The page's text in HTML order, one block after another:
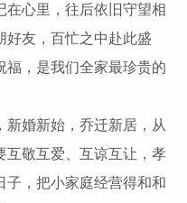
在心里，往后依旧守望相
好友，百忙之中赴此盛
福，是我们全家最珍贵的
婚新始，乔迁新居，从
互敬互爱、互谅互让，孝
子，把小家庭经营得和和